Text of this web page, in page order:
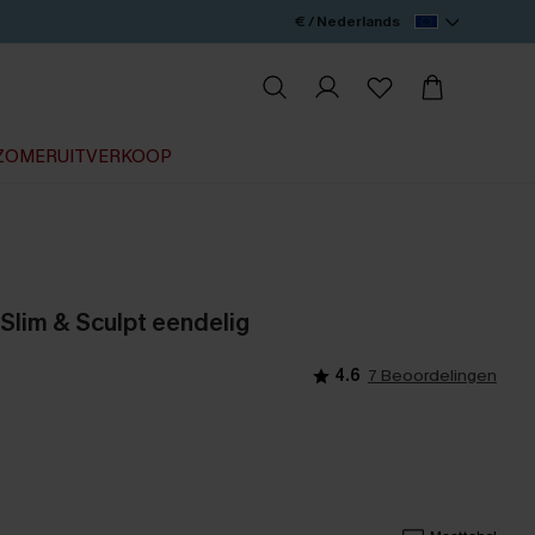
€ / Nederlands
& Sculpt eendelig
4.6 7 Beoordelingen